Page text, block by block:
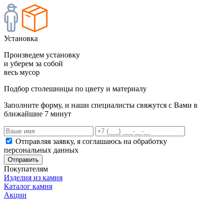
Установка
Произведем установку
и уберем за собой
весь мусор
Подбор столешницы по цвету и материалу
Заполните форму, и наши специалисты свяжутся с Вами в
ближайшие 7 минут
Отправляя заявку, я соглашаюсь на обработку
персональных данных
Отправить
Покупателям
Изделия из камня
Каталог камня
Акции